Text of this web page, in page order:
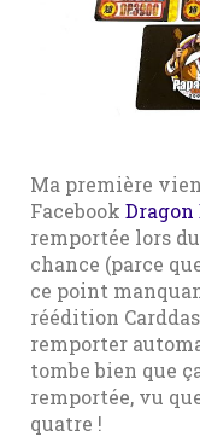
Ma première
Facebook
remportée lors
chance (parce
ce point
réédition
remporter
tombe bien que
remportée, vu
quatre !